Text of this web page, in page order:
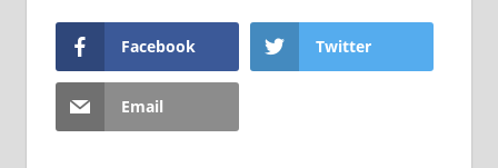
Facebook Twitter
Email